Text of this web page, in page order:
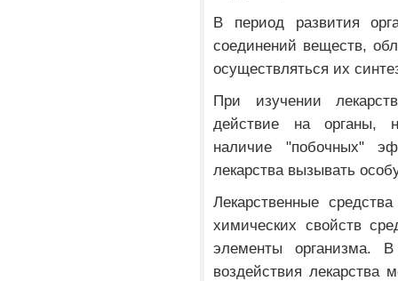
В период развития
соединений веществ,
осуществляться их
При изучении
действие на органы,
наличие "побочных"
лекарства вызывать
Лекарственные
химических свойств
элементы организма.
воздействия лекарства